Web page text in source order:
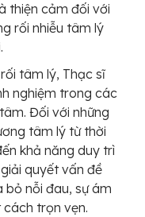
thiện cảm đối với
rối nhiễu tâm lý
tâm lý, Thạc sĩ
nghiệm trong các
Đối với những
tâm lý từ thời
khả năng duy trì
quyết vấn đề
bỏ nỗi đau, sự ám
trọn vẹn.